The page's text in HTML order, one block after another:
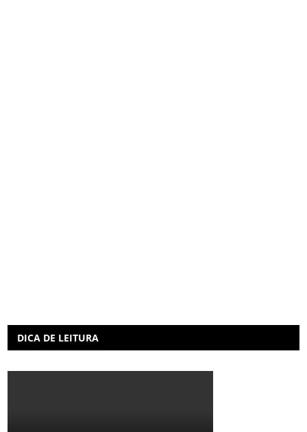
DICA DE LEITURA